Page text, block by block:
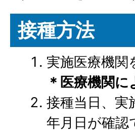
接種方法
実施医療機関
＊医療機関
接種当日、実
年月日が確認